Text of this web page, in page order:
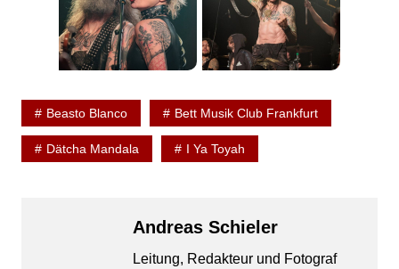
Beasto Blanco Bett Musik Club Frankfurt
Dätcha Mandala I Ya Toyah
Andreas Schieler
Leitung, Redakteur und Fotograf